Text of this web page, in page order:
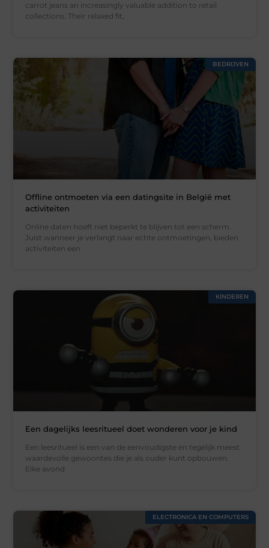
carrot jeans an increasingly valuable addition to retail
collections. Their relaxed fit,
BEDRIJVEN
Offline ontmoeten via een datingsite in België met
activiteiten
Online daten hoeft niet beperkt te blijven tot een scherm.
Juist wanneer je verlangt naar echte ontmoetingen, bieden
activiteiten een
KINDEREN
Een dagelijks leesritueel doet wonderen voor je kind
Een leesritueel is een van de eenvoudigste en tegelijk meest
waardevolle gewoontes die je als ouder kunt opbouwen.
Elke avond
ELECTRONICA EN COMPUTERS